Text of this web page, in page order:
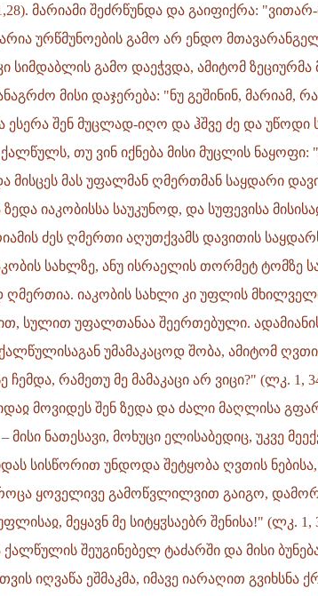
მარიამი შეძრწუნდა და გაიფიქრა:
ურწმუნოების გამო არ ენდო
სიმდაბლის გამო დაეჭვდა, ამიტომ ზეციურმა
მისი დაჯერება: "ნუ გეშინინ, მარიამ,
ესერა შენ მუცლად-იღო და ჰშვე ძე და უწოდი
თუ ვინ იქნება მისი მუცლის ნაყოფი:
მას უფალმან ღმერთმან საყდარი
იაკობისსა საუკუნოდ, და სუფევისა
ძეს ღმერთი აღუთქვამს დავითის
სახლზე, ანუ ისრაელის თორმეტ ტომზე
იაკობის სახლი კი უფლის
სულით უფალთანაა შეერთებული.
უმამაკაცოდ შობა, ამიტომ
რამეთუ მე მამაკაცი არ ვიცი?" (ლკ. 1,
მოვიდეს შენ ზედა და ძალი მაღლისა
მისი ნათესავი, მოხუცი ელისაბედიც, უკვე
სისწორით უნდოდა შეტყობა ღვთის
ყოველივე გამოწვლილვით გაიგო,
მეყავნ მე სიტყჳსაებრ შენისა!" (ლკ. 1,
შეუგინებელ ტაძარში და მისი
იღვაწა ეშმაკმა, იმავე იარაღით გვიხსნა